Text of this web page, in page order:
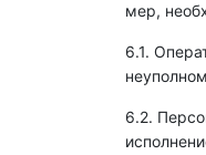
мер,
6.1.
6.2.